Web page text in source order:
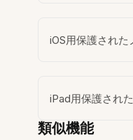
iOS用保護された
iPad用保護され
類似機能